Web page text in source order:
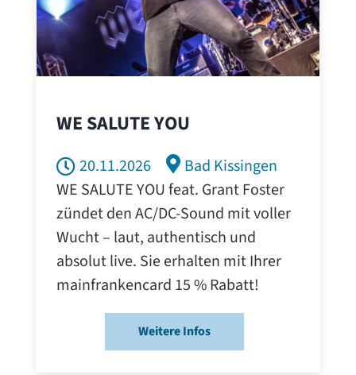
WE SALUTE YOU
20.11.2026
Bad Kissingen
WE SALUTE YOU feat. Grant Foster
zündet den AC/DC-Sound mit voller
Wucht – laut, authentisch und
absolut live. Sie erhalten mit Ihrer
mainfrankencard 15 % Rabatt!
Weitere Infos